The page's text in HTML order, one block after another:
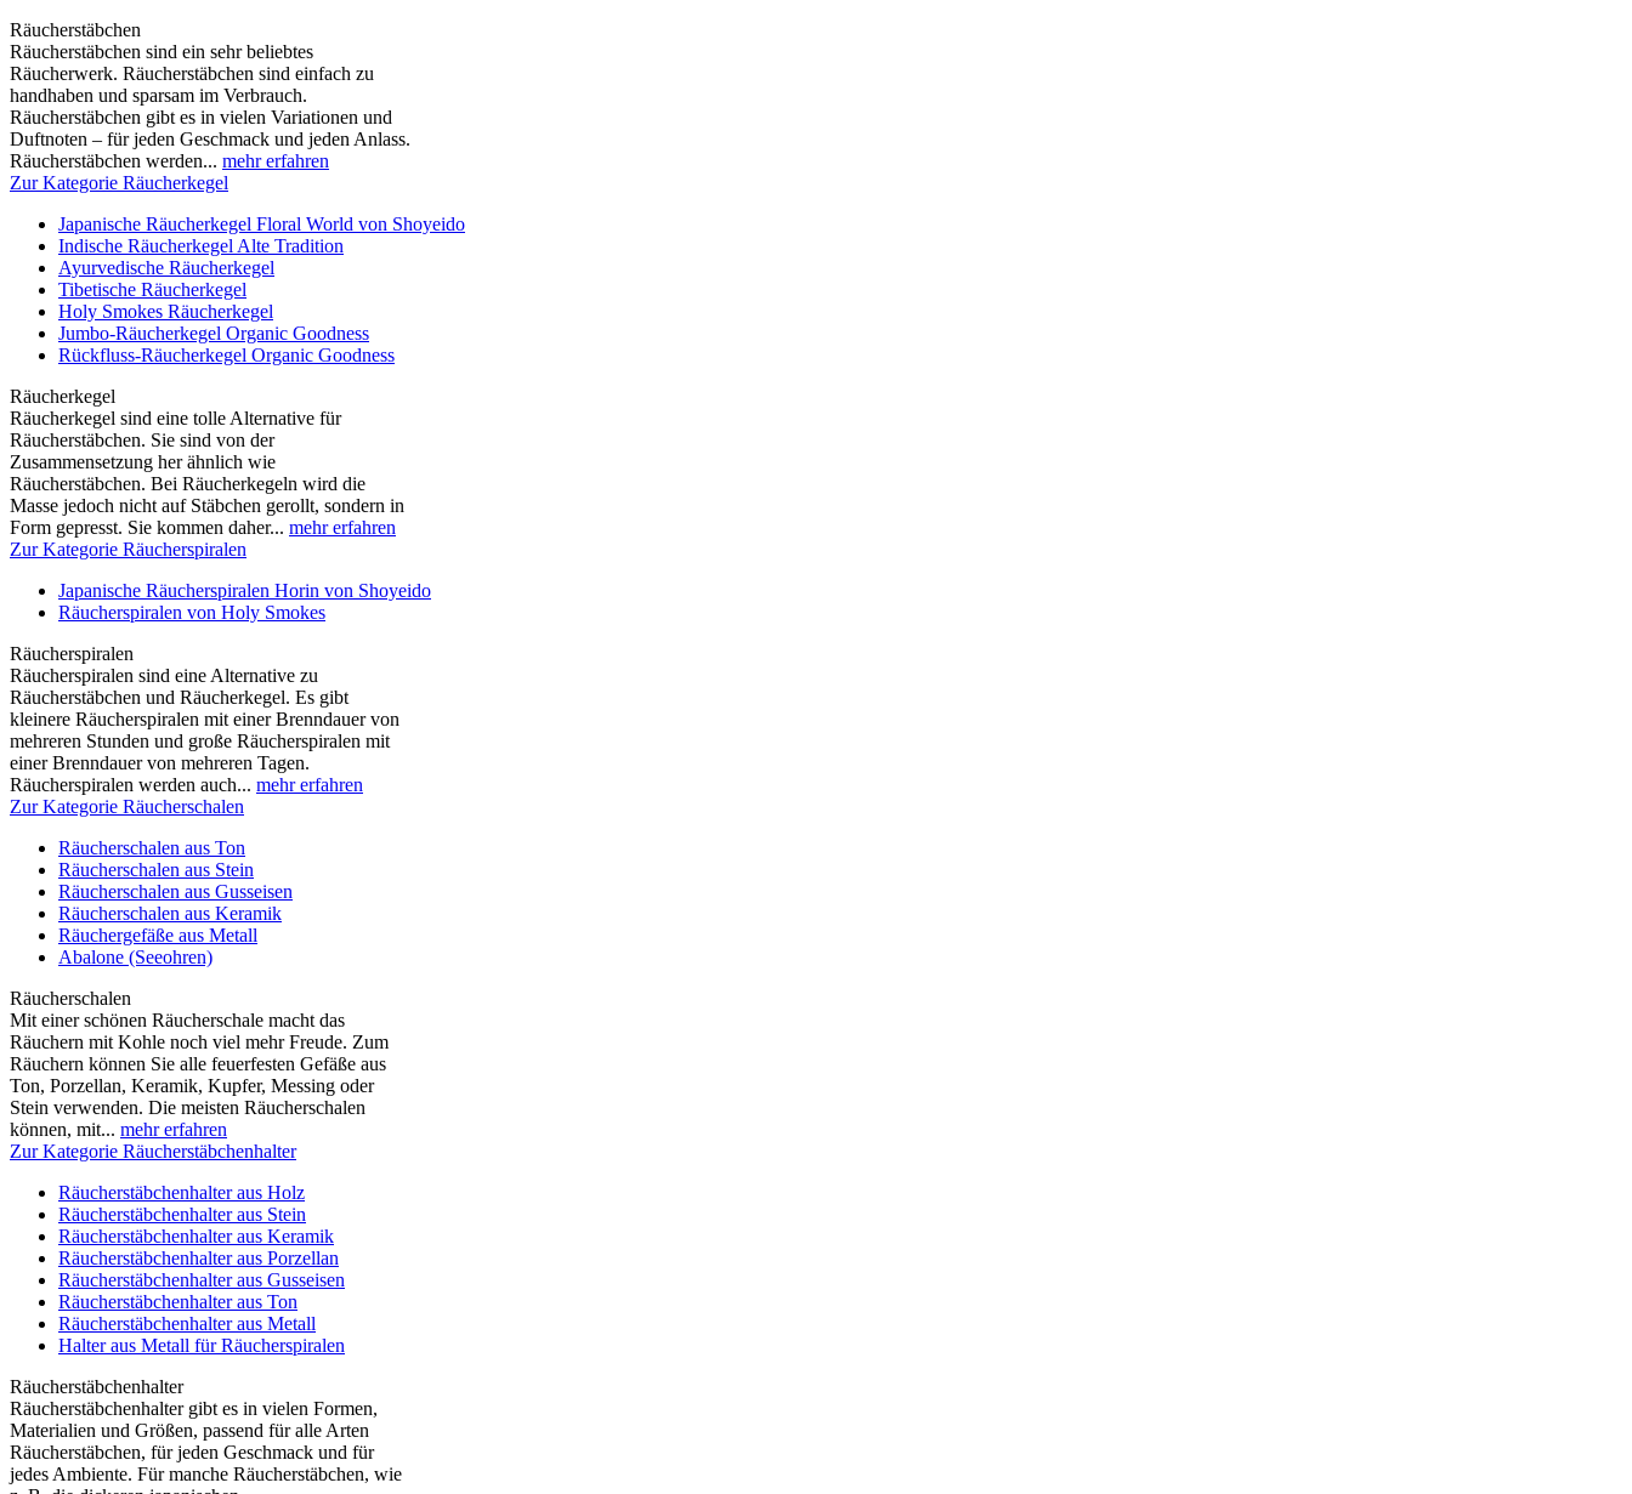
Räucherstäbchen
Räucherstäbchen sind ein sehr beliebtes
Räucherwerk. Räucherstäbchen sind einfach zu
handhaben und sparsam im Verbrauch.
Räucherstäbchen gibt es in vielen Variationen und
Duftnoten – für jeden Geschmack und jeden Anlass.
Räucherstäbchen werden... mehr erfahren
Zur Kategorie Räucherkegel
Japanische Räucherkegel Floral World von Shoyeido
Indische Räucherkegel Alte Tradition
Ayurvedische Räucherkegel
Tibetische Räucherkegel
Holy Smokes Räucherkegel
Jumbo-Räucherkegel Organic Goodness
Rückfluss-Räucherkegel Organic Goodness
Räucherkegel
Räucherkegel sind eine tolle Alternative für
Räucherstäbchen. Sie sind von der
Zusammensetzung her ähnlich wie
Räucherstäbchen. Bei Räucherkegeln wird die
Masse jedoch nicht auf Stäbchen gerollt, sondern in
Form gepresst. Sie kommen daher... mehr erfahren
Zur Kategorie Räucherspiralen
Japanische Räucherspiralen Horin von Shoyeido
Räucherspiralen von Holy Smokes
Räucherspiralen
Räucherspiralen sind eine Alternative zu
Räucherstäbchen und Räucherkegel. Es gibt
kleinere Räucherspiralen mit einer Brenndauer von
mehreren Stunden und große Räucherspiralen mit
einer Brenndauer von mehreren Tagen.
Räucherspiralen werden auch... mehr erfahren
Zur Kategorie Räucherschalen
Räucherschalen aus Ton
Räucherschalen aus Stein
Räucherschalen aus Gusseisen
Räucherschalen aus Keramik
Räuchergefäße aus Metall
Abalone (Seeohren)
Räucherschalen
Mit einer schönen Räucherschale macht das
Räuchern mit Kohle noch viel mehr Freude. Zum
Räuchern können Sie alle feuerfesten Gefäße aus
Ton, Porzellan, Keramik, Kupfer, Messing oder
Stein verwenden. Die meisten Räucherschalen
können, mit... mehr erfahren
Zur Kategorie Räucherstäbchenhalter
Räucherstäbchenhalter aus Holz
Räucherstäbchenhalter aus Stein
Räucherstäbchenhalter aus Keramik
Räucherstäbchenhalter aus Porzellan
Räucherstäbchenhalter aus Gusseisen
Räucherstäbchenhalter aus Ton
Räucherstäbchenhalter aus Metall
Halter aus Metall für Räucherspiralen
Räucherstäbchenhalter
Räucherstäbchenhalter gibt es in vielen Formen,
Materialien und Größen, passend für alle Arten
Räucherstäbchen, für jeden Geschmack und für
jedes Ambiente. Für manche Räucherstäbchen, wie